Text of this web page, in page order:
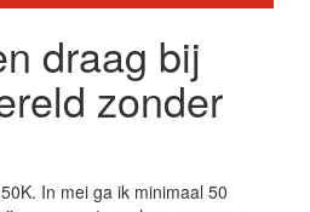
draag bij
zonder
In mei ga ik minimaal 50